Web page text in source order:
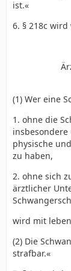
ist.«
6. § 218c
(1) Wer eine
1. ohne die
insbesondere
physische
zu haben,
2. ohne sich
ärztlicher
wird mit
(2) Die
strafbar.«